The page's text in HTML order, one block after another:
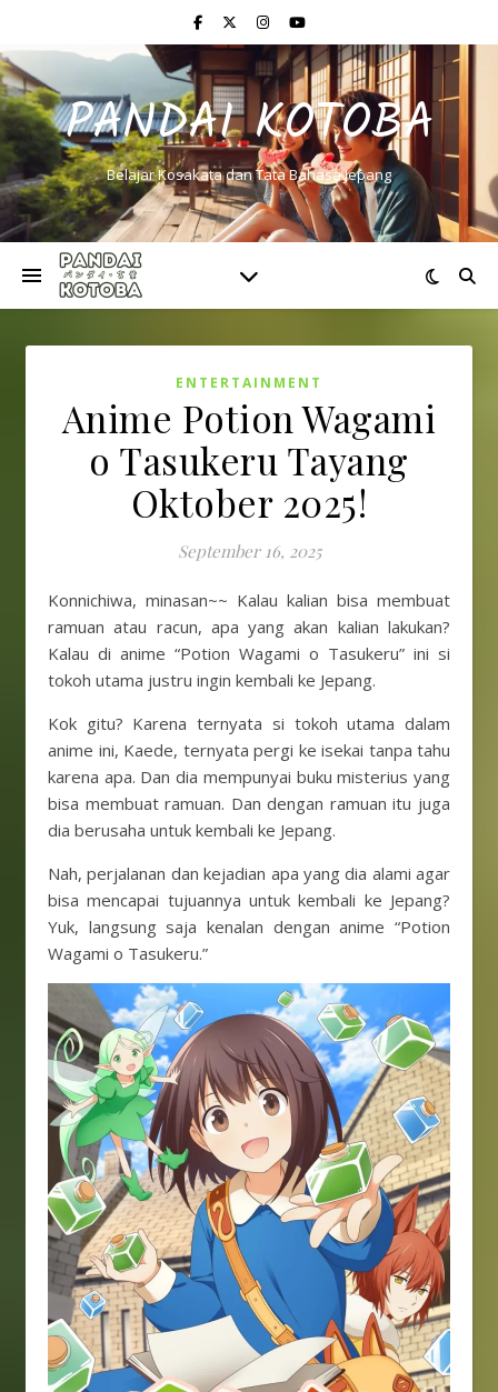
PANDAI KOTOBA
Belajar Kosakata dan Tata Bahasa Jepang
ENTERTAINMENT
Anime Potion Wagami
o Tasukeru Tayang
Oktober 2025!
September 16, 2025
Konnichiwa, minasan~~ Kalau kalian bisa membuat
ramuan atau racun, apa yang akan kalian lakukan?
Kalau di anime “Potion Wagami o Tasukeru” ini si
tokoh utama justru ingin kembali ke Jepang.
Kok gitu? Karena ternyata si tokoh utama dalam
anime ini, Kaede, ternyata pergi ke isekai tanpa tahu
karena apa. Dan dia mempunyai buku misterius yang
bisa membuat ramuan. Dan dengan ramuan itu juga
dia berusaha untuk kembali ke Jepang.
Nah, perjalanan dan kejadian apa yang dia alami agar
bisa mencapai tujuannya untuk kembali ke Jepang?
Yuk, langsung saja kenalan dengan anime “Potion
Wagami o Tasukeru.”